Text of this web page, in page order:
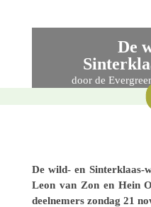
De
door de
De wild- en Sinter­klaas-
Leon van Zon en Hein
deel­ne­mers zondag 21